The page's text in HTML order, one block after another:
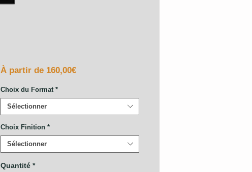
À partir de 160,00€Prix
Choix du Format *
Sélectionner
Choix Finition *
Sélectionner
Quantité *